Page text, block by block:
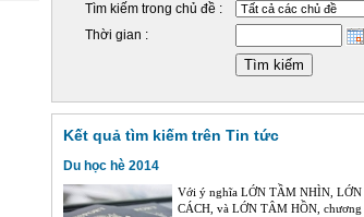
Tìm kiếm trong chủ đề :
Thời gian :
Kết quả tìm kiếm trên Tin tức
Du học hè 2014
Với ý nghĩa LỚN TẦM NHÌN,
CÁCH, và LỚN TÂM HỒN,